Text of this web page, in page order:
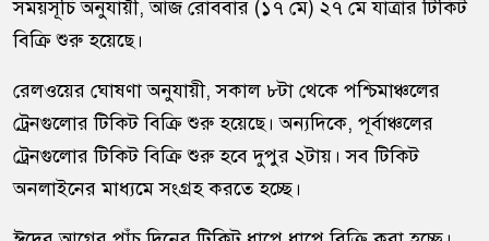
সময়সূচি অনুযায়ী, আজ রোববার (১৭ মে) ২৭ মে যাত্রার টিকিট
বিক্রি শুরু হয়েছে।
রেলওয়ের ঘোষণা অনুযায়ী, সকাল ৮টা থেকে পশ্চিমাঞ্চলের
ট্রেনগুলোর টিকিট বিক্রি শুরু হয়েছে। অন্যদিকে, পূর্বাঞ্চলের
ট্রেনগুলোর টিকিট বিক্রি শুরু হবে দুপুর ২টায়। সব টিকিট
অনলাইনের মাধ্যমে সংগ্রহ করতে হচ্ছে।